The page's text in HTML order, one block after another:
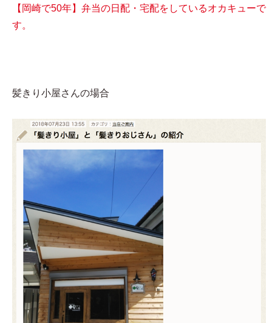
【岡崎で50年】弁当の日配・宅配をしているオカキューで
す。
髪きり小屋さんの場合